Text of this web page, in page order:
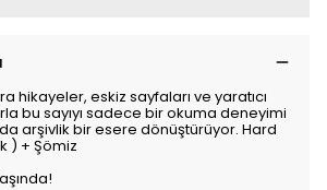
hikayeler, eskiz sayfaları ve yaratıcı
bu sayıyı sadece bir okuma deneyimi
arşivlik bir esere dönüştürüyor. Hard
) + Şömiz